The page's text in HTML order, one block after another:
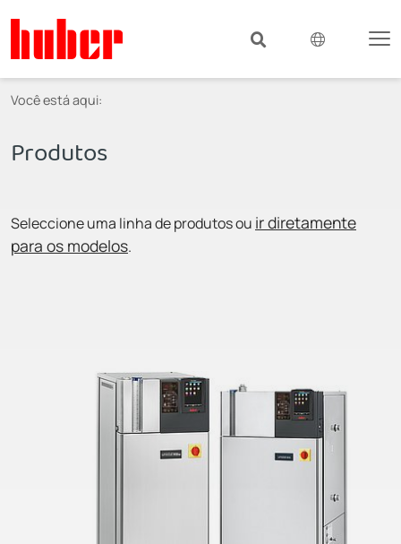
Você está aqui:
Produtos
Seleccione uma linha de produtos ou ir diretamente
para os modelos.